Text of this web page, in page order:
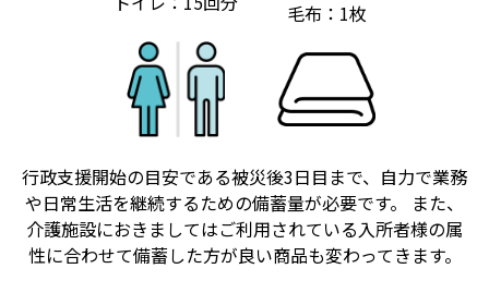
毛布：1枚
行政支援開始の目安である被災後3日目まで、自力で業務
や日常生活を継続するための備蓄量が必要です。 また、
介護施設におきましてはご利用されている入所者様の属
性に合わせて備蓄した方が良い商品も変わってきます。